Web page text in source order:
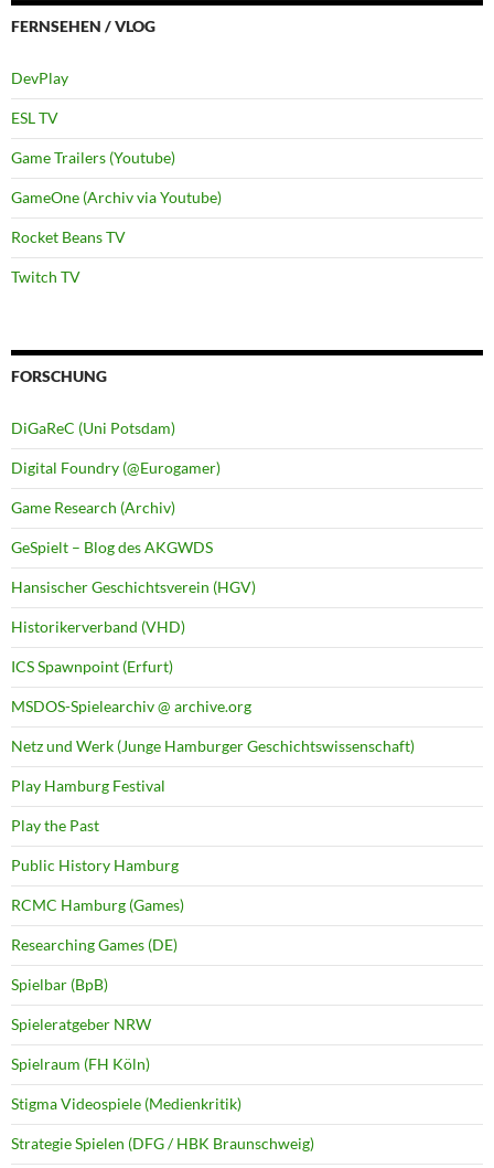
FERNSEHEN / VLOG
DevPlay
ESL TV
Game Trailers (Youtube)
GameOne (Archiv via Youtube)
Rocket Beans TV
Twitch TV
FORSCHUNG
DiGaReC (Uni Potsdam)
Digital Foundry (@Eurogamer)
Game Research (Archiv)
GeSpielt – Blog des AKGWDS
Hansischer Geschichtsverein (HGV)
Historikerverband (VHD)
ICS Spawnpoint (Erfurt)
MSDOS-Spielearchiv @ archive.org
Netz und Werk (Junge Hamburger Geschichtswissenschaft)
Play Hamburg Festival
Play the Past
Public History Hamburg
RCMC Hamburg (Games)
Researching Games (DE)
Spielbar (BpB)
Spieleratgeber NRW
Spielraum (FH Köln)
Stigma Videospiele (Medienkritik)
Strategie Spielen (DFG / HBK Braunschweig)